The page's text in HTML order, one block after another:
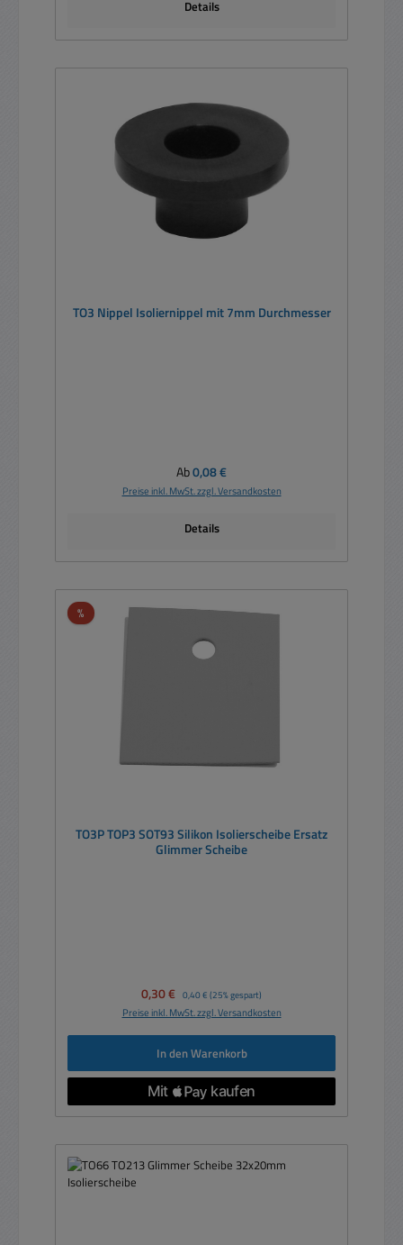
Details
TO3 Nippel Isoliernippel mit 7mm Durchmesser
Regulärer Preis:
Ab0,08 €
Preise inkl. MwSt. zzgl. Versandkosten
Details
%Rabatt
TO3P TOP3 SOT93 Silikon Isolierscheibe Ersatz
Glimmer Scheibe
Verkaufspreis:
0,30 € Regulärer Preis:
0,40 € (25% gespart)
Preise inkl. MwSt. zzgl. Versandkosten
In den Warenkorb